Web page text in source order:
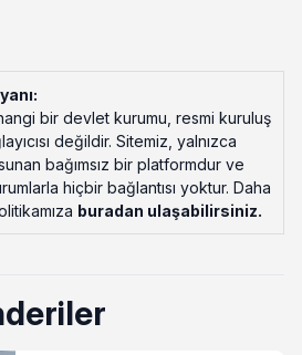
bir devlet kurumu, resmi kuruluş
değildir. Sitemiz, yalnızca
bağımsız bir platformdur ve
hiçbir bağlantısı yoktur. Daha
buradan ulaşabilirsiniz.